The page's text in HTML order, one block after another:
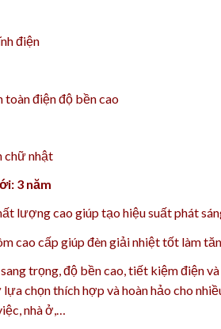
điện
toàn điện độ bền cao
chữ nhật
3 năm
lượng cao giúp tạo hiệu suất phát
cao cấp giúp đèn giải nhiệt tốt làm
trọng, độ bền cao, tiết kiệm điện
chọn thích hợp và hoàn hảocho
nhà ở,…